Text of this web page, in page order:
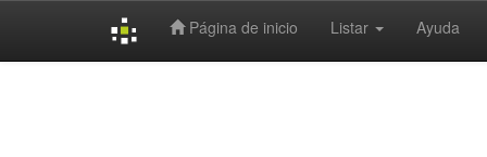
Página de inicio Listar Ayuda